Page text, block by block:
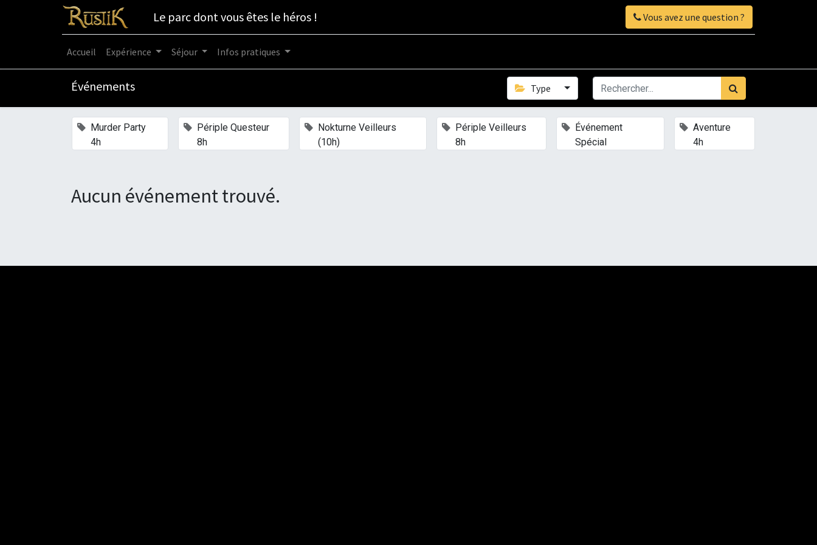
Le parc dont vous êtes le héros ! Vous avez une question ?
Accueil Expérience Séjour Infos pratiques
Événements Type
Murder Party
4h
Périple Questeur
8h
Nokturne Veilleurs
(10h)
Périple Veilleurs
8h
Événement
Spécial
Aventure
4h
Aucun événement trouvé.